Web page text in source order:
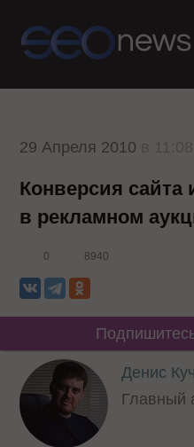
29 Апреля 2010
Конверсия сайта
в рекламном
0 8940
Денис
Главный